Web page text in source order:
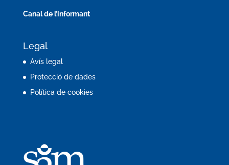
Canal de l’informant
Legal
Avís legal
Protecció de dades
Política de cookies